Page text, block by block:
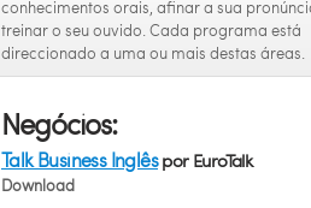
conhecimentos orais, afinar a sua
treinar o seu ouvido. Cada programa está
direccionado a uma ou mais destas áreas.
Negócios:
Talk Business Inglêspor EuroTalk
Download